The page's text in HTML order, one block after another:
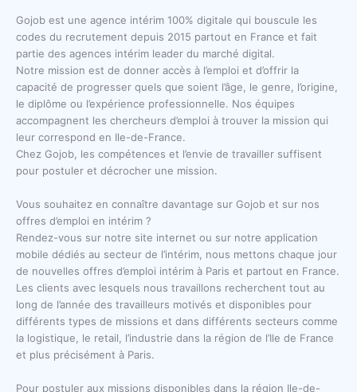
Gojob est une agence intérim 100% digitale qui bouscule les
codes du recrutement depuis 2015 partout en France et fait
partie des agences intérim leader du marché digital.
Notre mission est de donner accès à l’emploi et d’offrir la
capacité de progresser quels que soient l’âge, le genre, l’origine,
le diplôme ou l’expérience professionnelle. Nos équipes
accompagnent les chercheurs d’emploi à trouver la mission qui
leur correspond en Ile-de-France.
Chez Gojob, les compétences et l’envie de travailler suffisent
pour postuler et décrocher une mission.
Vous souhaitez en connaître davantage sur Gojob et sur nos
offres d’emploi en intérim ?
Rendez-vous sur notre site internet ou sur notre application
mobile dédiés au secteur de l’intérim, nous mettons chaque jour
de nouvelles offres d’emploi intérim à Paris et partout en France.
Les clients avec lesquels nous travaillons recherchent tout au
long de l’année des travailleurs motivés et disponibles pour
différents types de missions et dans différents secteurs comme
la logistique, le retail, l’industrie dans la région de l’Ile de France
et plus précisément à Paris.
Pour postuler aux missions disponibles dans la région Ile-de-